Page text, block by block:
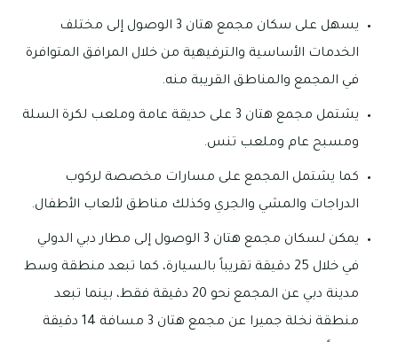
يسهل على سكان مجمع هتان 3 الوصول إلى مختلف
الخدمات الأساسية والترفيهية من خلال المرافق المتوافرة
في المجمع والمناطق القريبة منه.
يشتمل مجمع هتان 3 على حديقة عامة وملعب لكرة السلة
ومسبح عام وملعب تنس.
كما يشتمل المجمع على مسارات مخصصة لركوب
الدراجات والمشي والجري وكذلك مناطق لألعاب الأطفال.
يمكن لسكان مجمع هتان 3 الوصول إلى مطار دبي الدولي
في خلال 25 دقيقة تقريباً بالسيارة، كما تبعد منطقة وسط
مدينة دبي عن المجمع نحو 20 دقيقة فقط، بينما تبعد
منطقة نخلة جميرا عن مجمع هتان 3 مسافة 14 دقيقة